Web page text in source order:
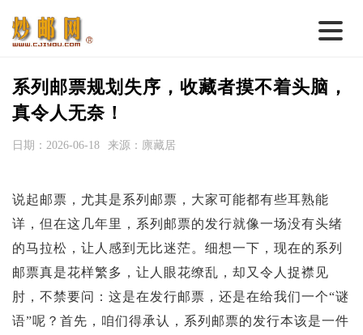
首 页
邮票行情
钱币行情
热点话题
邮币卡苑
实战论坛
新品预告
系列邮票规划失序，收藏者摸不着头脑，
真令人无奈！
日期：2026-06-18 来源：廪藏居
说起邮票，尤其是系列邮票，大家可能都有些耳熟能
详，但在这几年里，系列邮票的发行就像一场没有头绪
的马拉松，让人感到无比迷茫。细想一下，现在的系列
邮票真是花样繁多，让人眼花缭乱，却又令人捉襟见
肘，不禁要问：这是在发行邮票，还是在给我们一个“谜
语”呢？首先，咱们得承认，系列邮票的发行本该是一件